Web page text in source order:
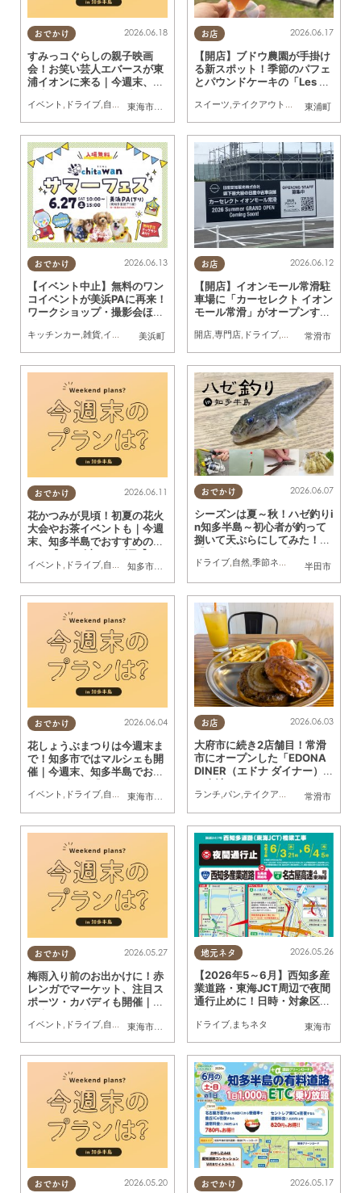
おでかけ
東海市
, 知多市 東浦町 ,阿久比町 ,美浜町
2026.06.18
すみっコぐらしの親子映画
会！お笑い芸人エバースが東
浦イオンに来る｜今週末、知
【6/20(土)・21(日)】
イベント , ドライブ,自然 まちネタ 季節ネタ,親子,家族
お店
東浦町
2026.06.17
【開店】ブドウ農園が手掛け
る新スポット！季節のパフェ
とパウンドケーキの「Les Gâ
東浦町に4/26(土)オープン
スイーツ,テイクアウト ,開店,専門店
おでかけ
美浜町
2026.06.13
【イベント中止】無料のワン
コイベントが美浜PAに再来！
ワークショップ・撮影会ほか
が6/27(土)に美浜町で開催／
ちたまる広告
キッチンカー,雑貨,イベント ,ドライブ ちたまる広告,ペット
お店
常滑市
2026.06.12
【開店】イオンモール常滑駐
車場に「カーセレクト イオン
モール常滑」がオープンする
開店,専門店, ドライブ,親子 家族,カップル
おでかけ
知多市
,東浦町 阿久比町 ,半田市,常滑市,武豊町,美浜町
2026.06.11
花かつみが見頃！初夏の花火
大会やお茶イベントも｜今週
末、知多半島でおすすめのプ
ラン【6/13(土)・14(日)】
イベント ドライブ 自然 まちネタ ,親子, 家族
おでかけ
半田市
2026.06.07
シーズンは夏～秋！ハゼ釣りi
n知多半島～初心者が釣って
捌いて天ぷらにしてみた！～
【知多半島レポ#14】
ドライブ,自然,季節ネタ 行ってみたレポ
おでかけ
東海市
,知多市 東浦町,半田市,美浜町
2026.06.04
花しょうぶまつりは今週末ま
で！知多市ではマルシェも開
催｜今週末、知多半島でおす
(日)】
イベント , ドライブ,自然 まちネタ 季節ネタ,親子,家族
お店
常滑市
2026.06.03
大府市に続き2店舗目！常滑
市にオープンした「EDONA
DINER（エドナ ダイナー）」
の肉汁たっぷりハンバーガー
を実食
ランチ パン テイクアウト ドライブ
おでかけ
東海市
, 大府市 半田市 ,常滑市 ,美浜町
2026.05.27
梅雨入り前のお出かけに！赤
レンガでマーケット、注目ス
ポーツ・カバディも開催｜今
プラン【5/30(土)・31(日)】
イベント , ドライブ,自然 まちネタ ,親子, 家族
地元ネタ
東海市
2026.05.26
【2026年5～6月】西知多産
業道路・東海JCT周辺で夜間
通行止めに！日時・対象区間
まとめ
ドライブ, まちネタ
おでかけ 2026.05.20 おでかけ 2026.05.17